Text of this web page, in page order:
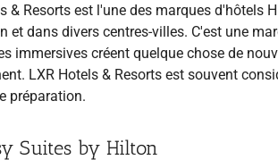
& Resorts est l'une des marques d'hôtels
et dans divers centres-villes. C'est une
immersives créent quelque chose de
LXR Hotels & Resorts est souvent
préparation.
Suites by Hilton